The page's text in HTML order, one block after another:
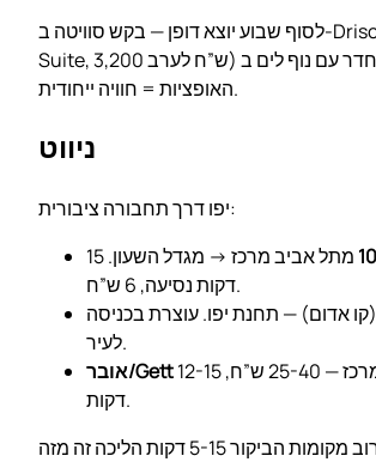
לסוף שבוע יוצא דופן — בקש סוויטה ב-Drisco (Library
Suite, 3,200 ש”ח לערב) או חדר עם נוף לים ב-Setai. שתי
האופציות = חוויה ייחודית.
ניווט
יפו דרך תחבורה ציבורית:
מתל אביב מרכז → מגדל השעון. 15
דקות נסיעה, 6 ש”ח.
(קו אדום) — תחנת יפו. עוצרת בכניסה
לעיר.
אובר/Gett
דקות.